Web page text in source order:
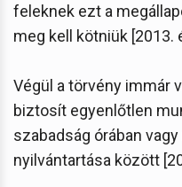
feleknek ezt a
meg kell kötniük [2013.
Végül a törvény immár
biztosít egyenlőtlen
szabadság órában
nyilvántartása között